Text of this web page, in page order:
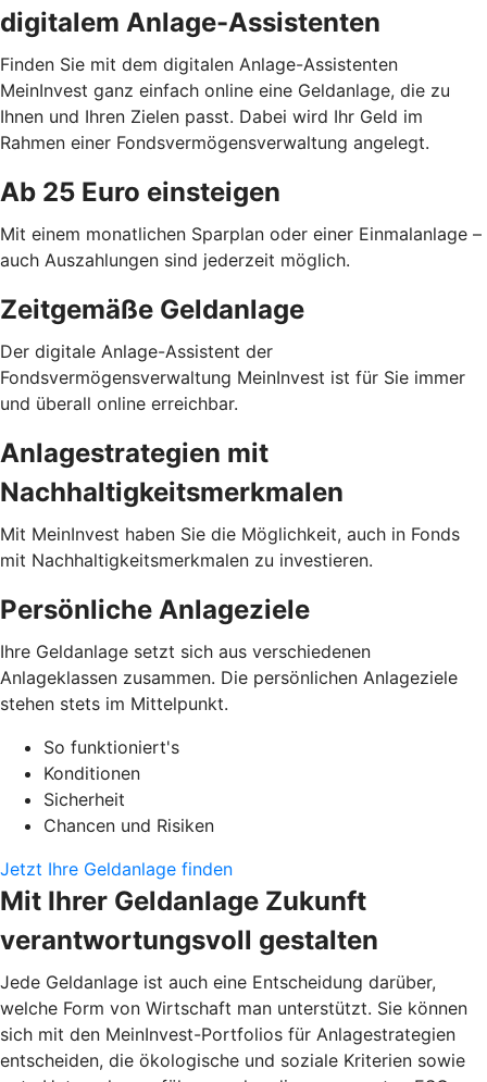
digitalem Anlage-Assistenten
Finden Sie mit dem digitalen Anlage-Assistenten
MeinInvest ganz einfach online eine Geldanlage, die zu
Ihnen und Ihren Zielen passt. Dabei wird Ihr Geld im
Rahmen einer Fondsvermögensverwaltung angelegt.
Ab 25 Euro einsteigen
Mit einem monatlichen Sparplan oder einer Einmalanlage –
auch Auszahlungen sind jederzeit möglich.
Zeitgemäße Geldanlage
Der digitale Anlage-Assistent der
Fondsvermögensverwaltung MeinInvest ist für Sie immer
und überall online erreichbar.
Anlagestrategien mit
Nachhaltigkeitsmerkmalen
Mit MeinInvest haben Sie die Möglichkeit, auch in Fonds
mit Nachhaltigkeitsmerkmalen zu investieren.
Persönliche Anlageziele
Ihre Geldanlage setzt sich aus verschiedenen
Anlageklassen zusammen. Die persönlichen Anlageziele
stehen stets im Mittelpunkt.
So funktioniert's
Konditionen
Sicherheit
Chancen und Risiken
Jetzt Ihre Geldanlage finden
Mit Ihrer Geldanlage Zukunft
verantwortungsvoll gestalten
Jede Geldanlage ist auch eine Entscheidung darüber,
welche Form von Wirtschaft man unterstützt. Sie können
sich mit den MeinInvest-Portfolios für Anlagestrategien
entscheiden, die ökologische und soziale Kriterien sowie